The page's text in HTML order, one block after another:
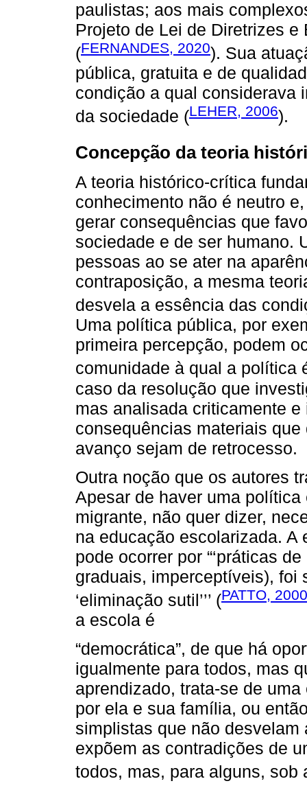
paulistas; aos mais
Projeto de Lei de Diretrizes
(FERNANDES, 2020). Sua
pública, gratuita e de
condição a qual considerava
da sociedade (LEHER, 2006).
Concepção da teoria
A teoria histórico-crítica
conhecimento não é neutro
gerar consequências que
sociedade e de ser humano.
pessoas ao se ater na
contraposição, a mesma
desvela a essência das
Uma política pública, por
primeira percepção, podem
comunidade à qual a política
caso da resolução que
mas analisada criticamente
consequências materiais
avanço sejam de retrocesso.
Outra noção que os autores
Apesar de haver uma
migrante, não quer dizer,
na educação escolarizada.
pode ocorrer por “‘práticas
graduais, imperceptíveis), foi
‘eliminação sutil’’’ (PATTO, 2000
a escola é
“democrática”, de que há
igualmente para todos, mas
aprendizado, trata-se de
por ela e sua família, ou
simplistas que não
expõem as contradições de
todos, mas, para alguns, sob